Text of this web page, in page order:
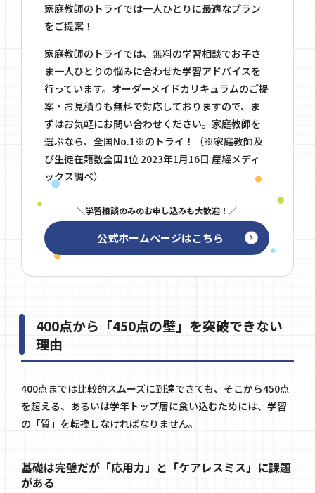
家庭教師のトライでは一人ひとりに最適なプラン
をご提案！
家庭教師のトライでは、無料の学習相談でお子さ
ま一人ひとりの悩みに合わせた学習アドバイスを
行っています。オーダーメイドカリキュラムのご提
案・お見積りも無料で対応しておりますので、ま
ずはお気軽にお問い合わせください。家庭教師を
選ぶなら、全国No.1※のトライ！（※家庭教師及
び生徒在籍数全国1位 2023年1月16日 産經メディ
ックス調べ）
学習相談のみのお申し込みも大歓迎！
公式ホームページはこちら
400点から「450点の壁」を突破できない
理由
400点までは比較的スムーズに到達できても、そこから450点
を超える、あるいは学年トップ層に食い込むためには、学習
の「質」を転換しなければなりません。
基礎は完璧だが「応用力」と「ケアレスミス」に課題
がある